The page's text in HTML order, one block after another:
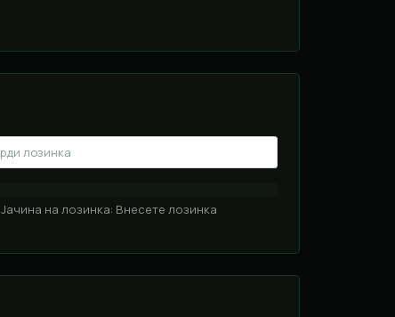
Јачина на лозинка: Внесете лозинка